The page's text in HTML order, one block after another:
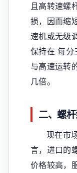
且高转速螺
损，因而缩
速机或无级
保持在 每分
与高速运转
几倍。
二、螺杆
现在市
言，进口的
价格较高，